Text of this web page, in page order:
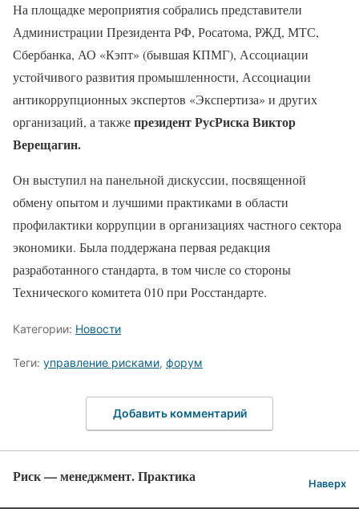
На площадке мероприятия собрались представители
Администрации Президента РФ, Росатома, РЖД, МТС,
Сбербанка, АО «Кэпт» (бывшая КПМГ), Ассоциации
устойчивого развития промышленности, Ассоциации
антикоррупционных экспертов «Экспертиза» и других
организаций, а такжепрезидент РусРиска Виктор
Верещагин.
Он выступил на панельной дискуссии, посвященной
обмену опытом и лучшими практиками в области
профилактики коррупции в организациях частного сектора
экономики. Была поддержана первая редакция
разработанного стандарта, в том числе со стороны
Технического комитета 010 при Росстандарте.
Категории: Новости
Теги: управление рисками, форум
Добавить комментарий
Риск — менеджмент. Практика Наверх